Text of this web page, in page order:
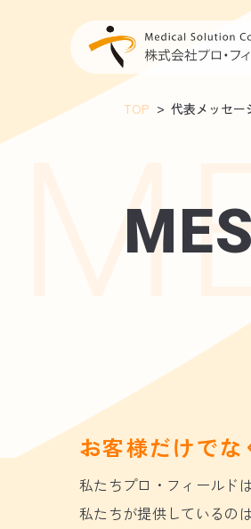
TOP 代表メッセー
お客様だけで
私たちプロ・フィールド
私たちが提供しているの